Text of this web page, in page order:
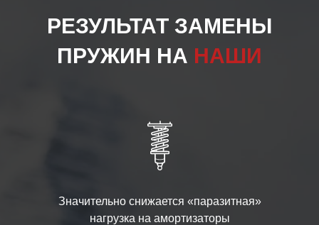
РЕЗУЛЬТАТ ЗАМЕНЫ
ПРУЖИН НА НАШИ
Значительно снижается «паразитная»
нагрузка на амортизаторы